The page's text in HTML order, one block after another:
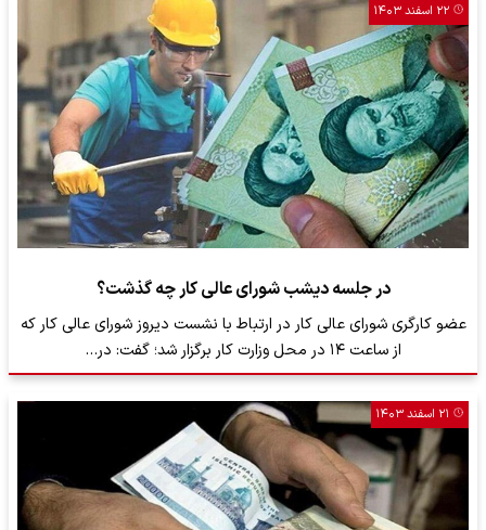
۲۲ اسفند ۱۴۰۳
در جلسه دیشب شورای عالی کار چه گذشت؟
عضو کارگری شورای عالی کار در ارتباط با نشست دیروز شورای عالی کار که
از ساعت ۱۴ در محل وزارت کار برگزار شد؛ گفت: در…
۲۱ اسفند ۱۴۰۳